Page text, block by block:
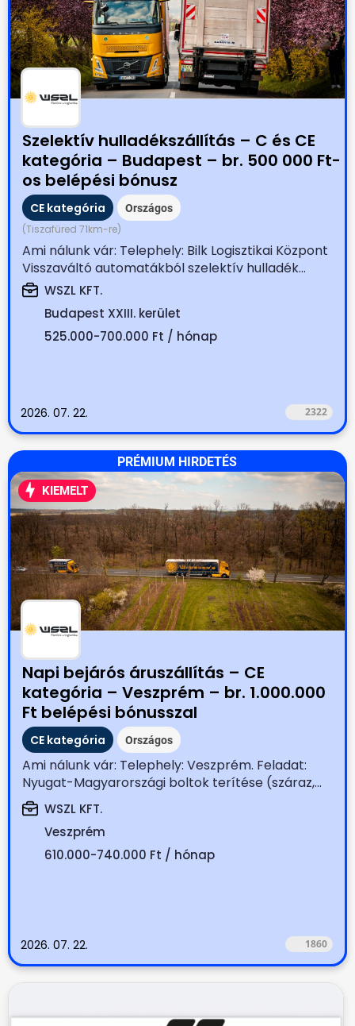
Szelektív hulladékszállítás – C és CE
kategória – Budapest – br. 500 000 Ft-
os belépési bónusz
CE kategória Országos
(Tiszafüred 71km-re)
Ami nálunk vár: Telephely: Bilk Logisztikai Központ
Visszaváltó automatákból szelektív hulladék...
WSZL KFT.
Budapest XXIII. kerület
525.000-700.000 Ft / hónap
2026. 07. 22. 2322
PRÉMIUM HIRDETÉS
KIEMELT
Napi bejárós áruszállítás – CE
kategória – Veszprém – br. 1.000.000
Ft belépési bónusszal
CE kategória Országos
Ami nálunk vár: Telephely: Veszprém. Feladat:
Nyugat-Magyarországi boltok terítése (száraz,...
WSZL KFT.
Veszprém
610.000-740.000 Ft / hónap
2026. 07. 22. 1860